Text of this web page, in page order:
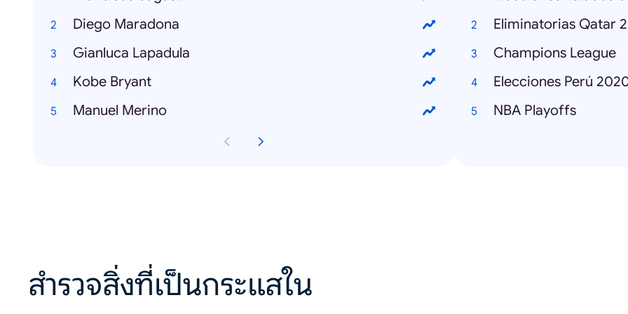
Diego Maradona
Gianluca Lapadula
Kobe Bryant
Manuel Merino
Eliminatorias Qatar
Champions League
Elecciones Perú
NBA Playoffs
สำรวจสิ่งที่เป็นกระแสใน